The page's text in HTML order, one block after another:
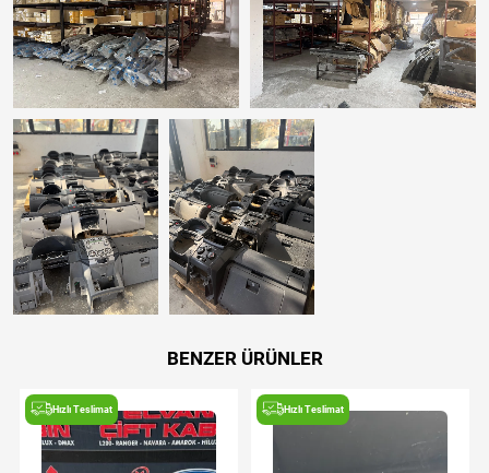
BENZER ÜRÜNLER
Hızlı Teslimat Hızlı Teslimat